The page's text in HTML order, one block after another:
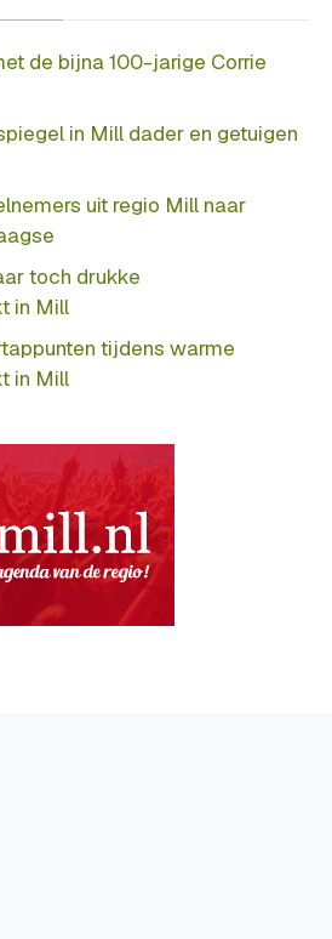
de bijna 100-jarige Corrie
in Mill dader en getuigen
uit regio Mill naar
toch drukke
in Mill
tijdens warme
in Mill